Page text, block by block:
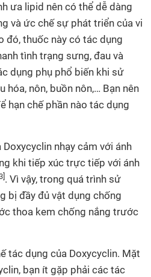
ưa lipid nên có thể dễ dàng
và ức chế sự phát triển của vi
đó, thuốc này có tác dụng
tình trạng sưng, đau và
dụng phụ phổ biến khi sử
hóa, nôn, buồn nôn,… Bạn nên
hạn chế phần nào tác dụng
nhạy cảm với ánh
khi tiếp xúc trực tiếp với ánh
. Vì vậy, trong quá trình sử
bị đầy đủ vật dụng chống
thoa kem chống nắng trước
tác dụng của Doxycyclin. Mặt
bạn ít gặp phải các tác